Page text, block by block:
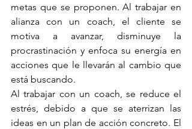
metas que se proponen. Al trabajar en
alianza con un coach, el cliente se
motiva a avanzar, disminuye la
procrastinación y enfoca su energía en
acciones que le llevarán al cambio que
está buscando.
Al trabajar con un coach, se reduce el
estrés, debido a que se aterrizan las
ideas en un plan de acción concreto. El